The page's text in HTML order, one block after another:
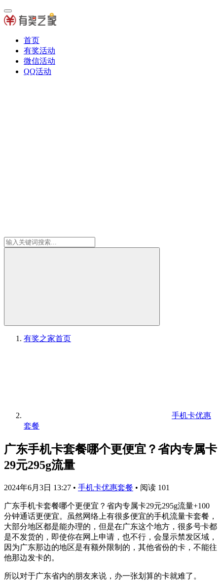
首页
有奖活动
微信活动
QQ活动
有奖之家首页
手机卡优惠
套餐
广东手机卡套餐哪个更便宜？省内专属卡
29元295g流量
2024年6月3日 13:27 • 手机卡优惠套餐 • 阅读 101
广东手机卡套餐哪个更便宜？省内专属卡29元295g流量+100
分钟通话更便宜。虽然网络上有很多便宜的手机流量卡套餐，
大部分地区都是能办理的，但是在广东这个地方，很多号卡都
是不发货的，即使你在网上申请，也不行，会显示禁发区域，
因为广东那边的地区是有额外限制的，其他省份的卡，不能往
他那边发卡的。
所以对于广东省内的朋友来说，办一张划算的卡就难了。